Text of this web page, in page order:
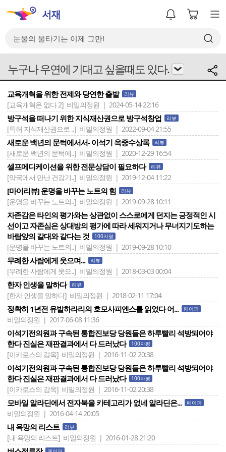
누구나 우연에 기대고 싶을때도 있다.
교육개혁을 위한 전제와 당연한 출발 리뷰
[교육개혁은 없다 2] 비밀의정원 | 2024-05-14 22:16
방구석을 떠나기 위한 지식재산권으로 방구석창업 리뷰
[특허 지식재산권으로 ..] 비밀의정원 | 2022-09-04 21:55
새로운 백년의 문턱에서서- 이석기 옥중수상록 리뷰
[새로운 백년의 문턱에..] 비밀의정원 | 2020-12-29 16:54
셀프메디케이션을 위한 전문상담이 필요하다 리뷰
[약국에서 만난 건강기..] 비밀의정원 | 2019-12-04 11:22
[마이리뷰] 운명을 바꾸는 노트의 힘 리뷰
[운명을 바꾸는 노트의..] 비밀의정원 | 2019-09-28 10:11
자존감은 타인의 평가와는 상관없이 스스로에게 던지는 긍정적인 시
선이고 자존심은 상대방의 평가에 따라 세워지거나 무너지기도하는
바람앞의 갈대와 같다는 것
100자평
[운명을 바꾸는 노트의..] 비밀의정원 | 2019-09-28 10:10
무례한 사람에게 웃으며... 리뷰
[무례한 사람에게 웃으..] 비밀의정원 | 2018-03-03 00:04
한자 인생을 말하다 리뷰
[한자 인생을 말하다] 비밀의정원 | 2018-02-11 17:04
정확히 1년전 유발하라리의 호모사피엔스를 읽었다 어... 페이퍼
비밀의정원 | 2017-06-08 11:36
이석기전의원과 구속된 통합진보당 당원들은 하루빨리 석방되어야
한다 진실은 재판결과에서 다 드러났다
100자평
[이카로스의 감옥] 비밀의정원 | 2016-11-02 20:38
이석기전의원과 구속된 통합진보당 당원들은 하루빨리 석방되어야
한다 진실은 재판결과에서 다 드러났다
100자평
[이카로스의 감옥] 비밀의정원 | 2016-11-02 20:38
모바일 알라딘에서 전자북을 카테고리가 없네 알라딘은... 페이퍼
비밀의정원 | 2016-04-14 20:05
내 욕망의 리스트 리뷰
[내 욕망의 리스트] 비밀의정원 | 2016-01-28 21:20